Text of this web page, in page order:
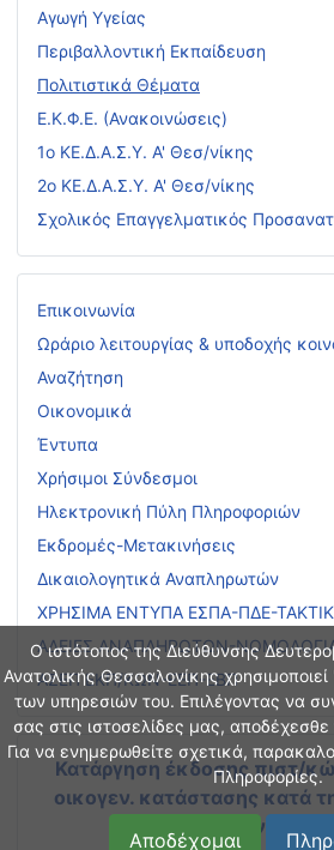
Ο ιστότοπος της Διεύθυνσης
Ανατολικής Θεσσαλονίκης
των υπηρεσιών του. Επιλέγοντας να
σας στις ιστοσελίδες μας,
Για να ενημερωθείτε σχετικά,
Πληροφορίες.
Αποδέχομαι
Αγωγή Υγείας
Περιβαλλοντική Εκπαίδευση
Πολιτιστικά Θέματα
Ε.Κ.Φ.Ε. (Ανακοινώσεις)
1ο ΚΕ.Δ.Α.Σ.Υ. Α' Θεσ/νίκης
2ο ΚΕ.Δ.Α.Σ.Υ. Α' Θεσ/νίκης
Σχολικός Επαγγελματικός
Επικοινωνία
Ωράριο λειτουργίας & υποδοχής
Αναζήτηση
Οικονομικά
Έντυπα
Χρήσιμοι Σύνδεσμοι
Ηλεκτρονική Πύλη Πληροφοριών
Εκδρομές-Μετακινήσεις
Δικαιολογητικά Αναπληρωτών
ΧΡΗΣΙΜΑ ΕΝΤΥΠΑ ΕΣΠΑ-ΠΔΕ-
ΑΔΕΙΕΣ ΑΝΑΠΛΗΡΩΤΩΝ-
ΑΣΕΠ ΕΚΠ/ΚΩΝ-ΕΕΠ-ΕΒΠ
Κατάργηση έκδοσης πιστ/
οικογεν. κατάστασης κατά
διοικητικών